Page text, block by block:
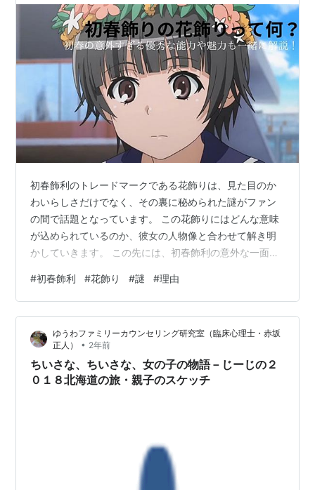
初春飾利のトレードマークである花飾りは、見た目のか
わいらしさだけでなく、その裏に秘められた謎がファン
の間で話題となっています。 この花飾りにはどんな意味
が込められているのか、彼女の人物像と合わせて解き明
かしていきます。 この先には、初春飾利の意外な一面
を詳しく解説しますので、ぜひ読み進めてください。
ottakyanimeshoukai.hatenadiary.com 注意 この記事は
アフィリエイト・アドセンス広告を含みます 初春飾利の
プロフィール 花飾りの謎と特性 花飾りとスキルの密接な
関係 初春飾利の強さや能力について解説！ 能力は定温保
存…
#初春飾利 #花飾り #謎 #理由
ゆうわファミリーカウンセリング研究室（臨床心理士・赤坂
正人）
• 2年前
ちいさな、ちいさな、女の子の物語－じーじの２
０１８北海道の旅・親子のスケッチ